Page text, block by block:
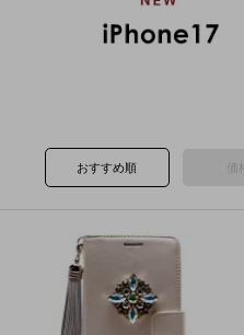
おすすめ順 価